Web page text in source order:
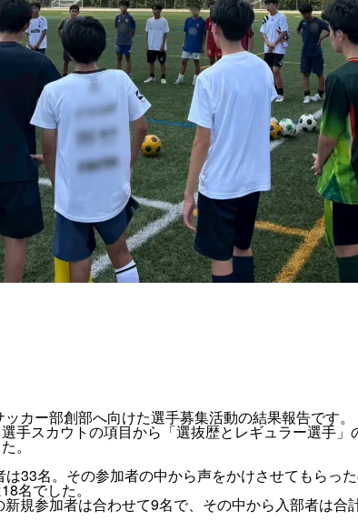
カー部創部へ向けた選手募集活動の結果報告です。
手スカウトの項目から「選抜歴とレギュラー選手
。
33名。その参加者の中から声をかけさせてもらっ
名でした。
規参加者は合わせて9名で、その中から入部者は合